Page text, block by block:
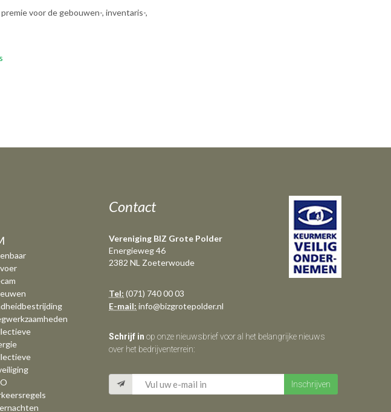
voor de gebouwen-, inventaris-,
Contact
Vereniging BIZ Grote Polder
Energieweg 46
2382 NL Zoeterwoude
Tel: (071) 740 00 03
E-mail: info@bizgrotepolder.nl
Schrijf in op onze nieuwsbrief voor al het belangrijke nieuws
over het bedrijventerrein: